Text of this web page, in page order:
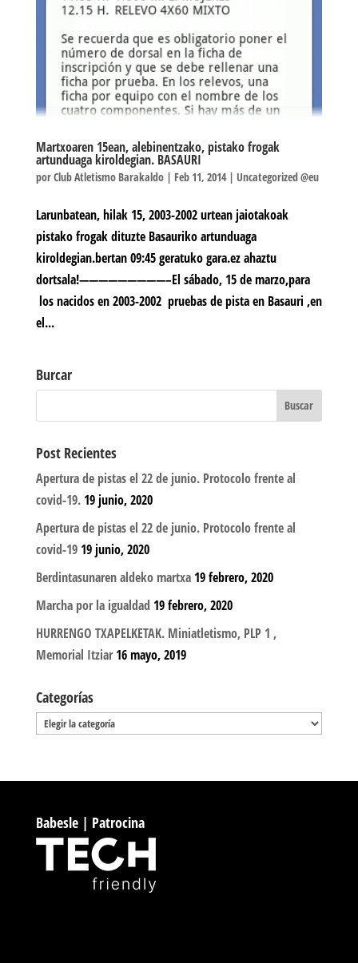
Martxoaren 15ean, alebinentzako, pistako frogak
artunduaga kiroldegian. BASAURI
porClub Atletismo Barakaldo| Feb 11, 2014| Uncategorized @eu
Larunbatean, hilak 15, 2003-2002 urtean jaiotakoak
pistako frogak dituzte Basauriko artunduaga
kiroldegian.bertan 09:45 geratuko gara.ez ahaztu
dortsala!—————————–El sábado, 15 de marzo,para
los nacidos en 2003-2002 pruebas de pista en Basauri ,en
el...
Burcar
Post Recientes
Apertura de pistas el 22 de junio. Protocolo frente al
covid-19. 19 junio, 2020
Apertura de pistas el 22 de junio. Protocolo frente al
covid-19 19 junio, 2020
Berdintasunaren aldeko martxa 19 febrero, 2020
Marcha por la igualdad 19 febrero, 2020
HURRENGO TXAPELKETAK. Miniatletismo, PLP 1 ,
Memorial Itziar 16 mayo, 2019
Categorías
Categorías
Babesle | Patrocina